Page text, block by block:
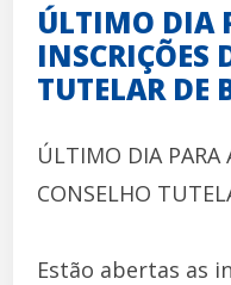
ÚLTIMO DIA
INSCRIÇÕES
TUTELAR
ÚLTIMO DIA PARA
CONSELHO
Estão abertas as